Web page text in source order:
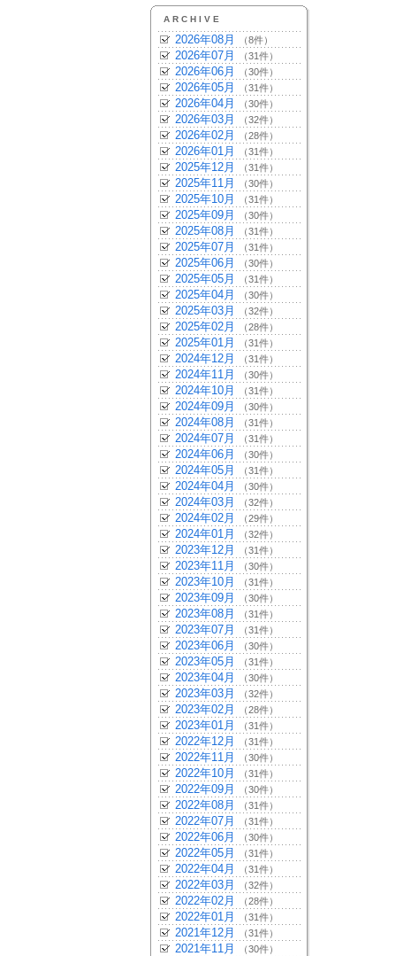
ARCHIVE
2026年08月 （8件）
2026年07月 （31件）
2026年06月 （30件）
2026年05月 （31件）
2026年04月 （30件）
2026年03月 （32件）
2026年02月 （28件）
2026年01月 （31件）
2025年12月 （31件）
2025年11月 （30件）
2025年10月 （31件）
2025年09月 （30件）
2025年08月 （31件）
2025年07月 （31件）
2025年06月 （30件）
2025年05月 （31件）
2025年04月 （30件）
2025年03月 （32件）
2025年02月 （28件）
2025年01月 （31件）
2024年12月 （31件）
2024年11月 （30件）
2024年10月 （31件）
2024年09月 （30件）
2024年08月 （31件）
2024年07月 （31件）
2024年06月 （30件）
2024年05月 （31件）
2024年04月 （30件）
2024年03月 （32件）
2024年02月 （29件）
2024年01月 （32件）
2023年12月 （31件）
2023年11月 （30件）
2023年10月 （31件）
2023年09月 （30件）
2023年08月 （31件）
2023年07月 （31件）
2023年06月 （30件）
2023年05月 （31件）
2023年04月 （30件）
2023年03月 （32件）
2023年02月 （28件）
2023年01月 （31件）
2022年12月 （31件）
2022年11月 （30件）
2022年10月 （31件）
2022年09月 （30件）
2022年08月 （31件）
2022年07月 （31件）
2022年06月 （30件）
2022年05月 （31件）
2022年04月 （31件）
2022年03月 （32件）
2022年02月 （28件）
2022年01月 （31件）
2021年12月 （31件）
2021年11月 （30件）